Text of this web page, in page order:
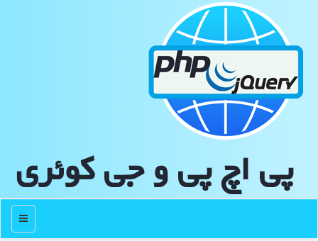
پی اچ پی و جی كوئری
منو